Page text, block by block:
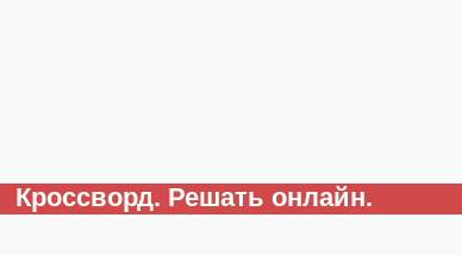
Кроссворд. Решать онлайн.